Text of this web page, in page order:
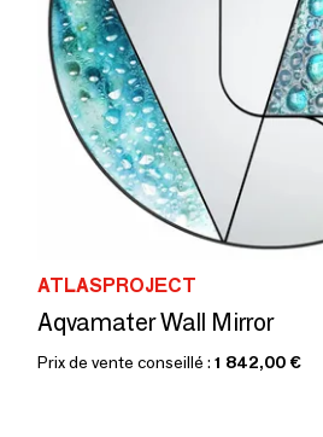
ATLASPROJECT
Aqvamater Wall Mirror
Prix de vente conseillé : 1 842,00 €